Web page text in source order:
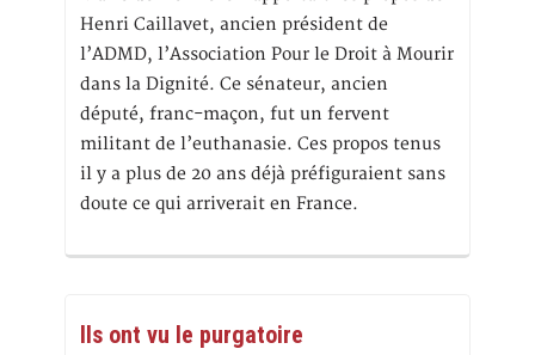
Henri Caillavet, ancien président de
l’ADMD, l’Association Pour le Droit à Mourir
dans la Dignité. Ce sénateur, ancien
député, franc-maçon, fut un fervent
militant de l’euthanasie. Ces propos tenus
il y a plus de 20 ans déjà préfiguraient sans
doute ce qui arriverait en France.
Ils ont vu le purgatoire